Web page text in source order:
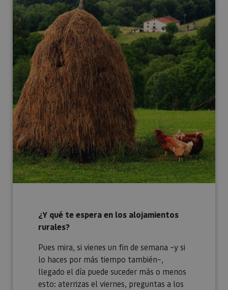
¿Y qué te espera en los alojamientos
rurales?
Pues mira, si vienes un fin de semana –y si
lo haces por más tiempo también–,
llegado el día puede suceder más o menos
esto: aterrizas el viernes, preguntas a los